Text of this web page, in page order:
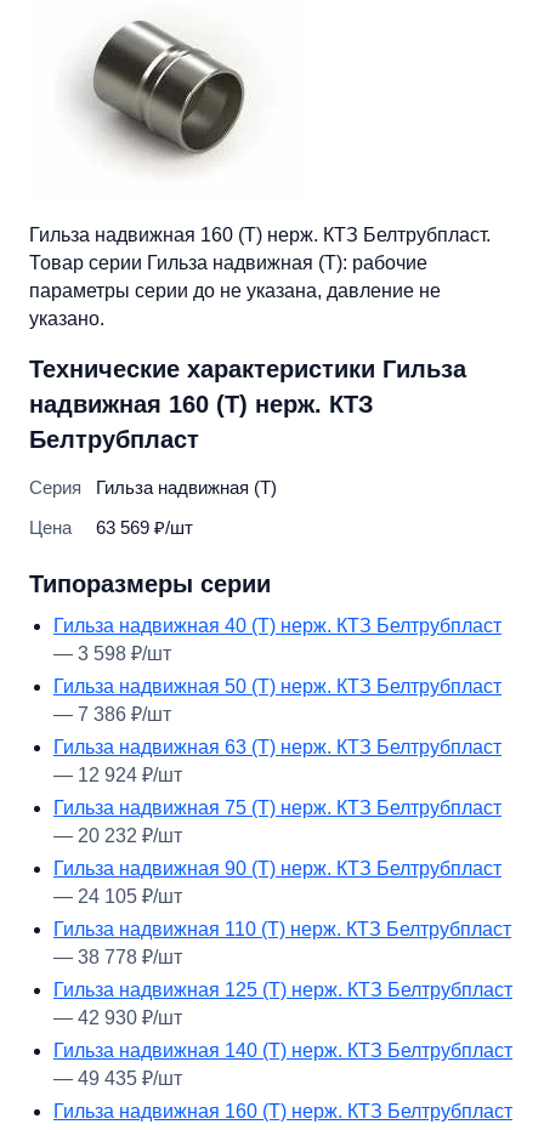
Гильза надвижная 160 (Т) нерж. КТЗ Белтрубпласт.
Товар серии Гильза надвижная (Т): рабочие
параметры серии до не указана, давление не
указано.
Технические характеристики Гильза
надвижная 160 (Т) нерж. КТЗ
Белтрубпласт
Серия
Гильза надвижная (Т)
Цена
63 569 ₽/шт
Типоразмеры серии
Гильза надвижная 40 (Т) нерж. КТЗ Белтрубпласт
— 3 598 ₽/шт
Гильза надвижная 50 (Т) нерж. КТЗ Белтрубпласт
— 7 386 ₽/шт
Гильза надвижная 63 (Т) нерж. КТЗ Белтрубпласт
— 12 924 ₽/шт
Гильза надвижная 75 (Т) нерж. КТЗ Белтрубпласт
— 20 232 ₽/шт
Гильза надвижная 90 (Т) нерж. КТЗ Белтрубпласт
— 24 105 ₽/шт
Гильза надвижная 110 (Т) нерж. КТЗ Белтрубпласт
— 38 778 ₽/шт
Гильза надвижная 125 (Т) нерж. КТЗ Белтрубпласт
— 42 930 ₽/шт
Гильза надвижная 140 (Т) нерж. КТЗ Белтрубпласт
— 49 435 ₽/шт
Гильза надвижная 160 (Т) нерж. КТЗ Белтрубпласт